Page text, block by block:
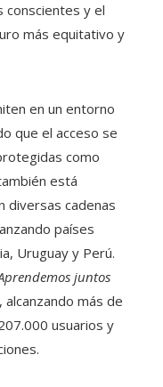
conscientes y el
más equitativo y
en un entorno
que el acceso se
como
está
diversas cadenas
países
Uruguay y Perú.
juntos
alcanzando más de
usuarios y